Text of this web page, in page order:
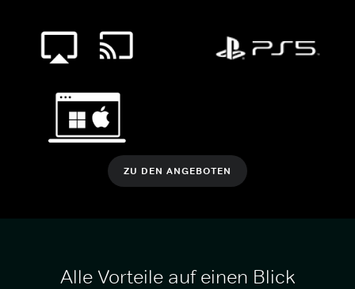
ZU DEN ANGEBOTEN
Alle Vorteile auf einen Blick